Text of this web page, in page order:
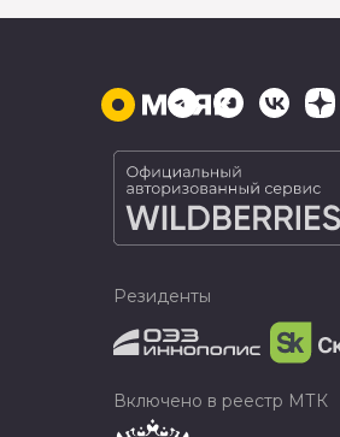
Резиденты
Включено в реестр МТК